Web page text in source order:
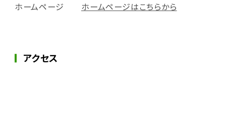
ホームページ ホームページはこちらから
アクセス